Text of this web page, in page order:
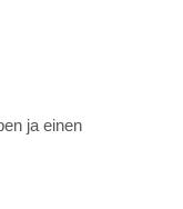
ja einen